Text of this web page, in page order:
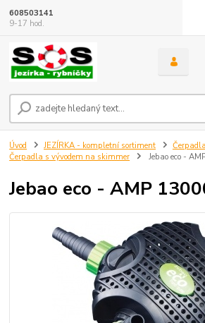
608503141
9-17 hod.
Úvod JEZÍRKA - kompletní sortiment
Čerpadla s vývodem na skimmer
Jebao eco -
Jebao eco - AMP